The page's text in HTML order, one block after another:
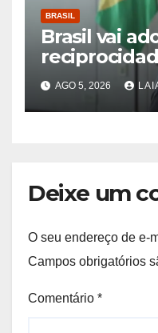
BRASIL
Brasil vai
após visto
AGO 5, 2026
Deixe um
O seu endereço de e-
Campos obrigatórios
Comentário *